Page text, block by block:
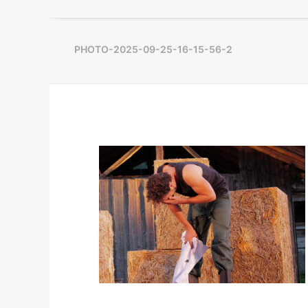
PHOTO-2025-09-25-16-15-56-2